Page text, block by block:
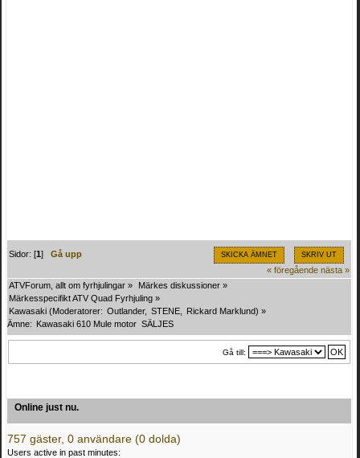
SKICKA ÄMNET SKRIV UT
Sidor: [1]Gå upp
« föregående nästa »
ATVForum, allt om fyrhjulingar » Märkes diskussioner »
Märkesspecifikt ATV Quad Fyrhjuling »
Kawasaki (Moderatorer: Outlander, STENE Rickard Marklund) »
Ämne: Kawasaki 610 Mule motor  SÄLJES
Gå till:
Online just nu.
757 gäster, 0 användare (0 dolda)
Users active in past minutes: